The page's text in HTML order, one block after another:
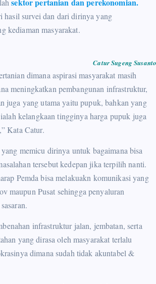
hasil survei dan dari dirinya yang
kediaman masyarakat.
Catur Sugeng
dimana aspirasi masyarakat masih
meningkatkan pembangunan infrastruktur,
juga yang utama yaitu pupuk, bahkan yang
kelangkaan tingginya harga pupuk juga
Kata Catur.
memicu dirinya untuk bagaimana bisa
tersebut kedepan jika terpilih nanti.
Pemda bisa melakuakn komunikasi yang
maupun Pusat sehingga penyaluran
infrastruktur jalan, jembatan, serta
yang dirasa oleh masyarakat terlalu
dimana sudah tidak akuntabel &